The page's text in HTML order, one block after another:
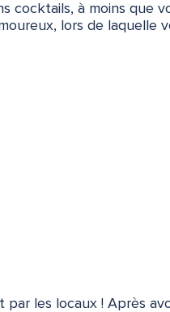
cocktails, à moins que
lors de laquelle
par les locaux ! Après